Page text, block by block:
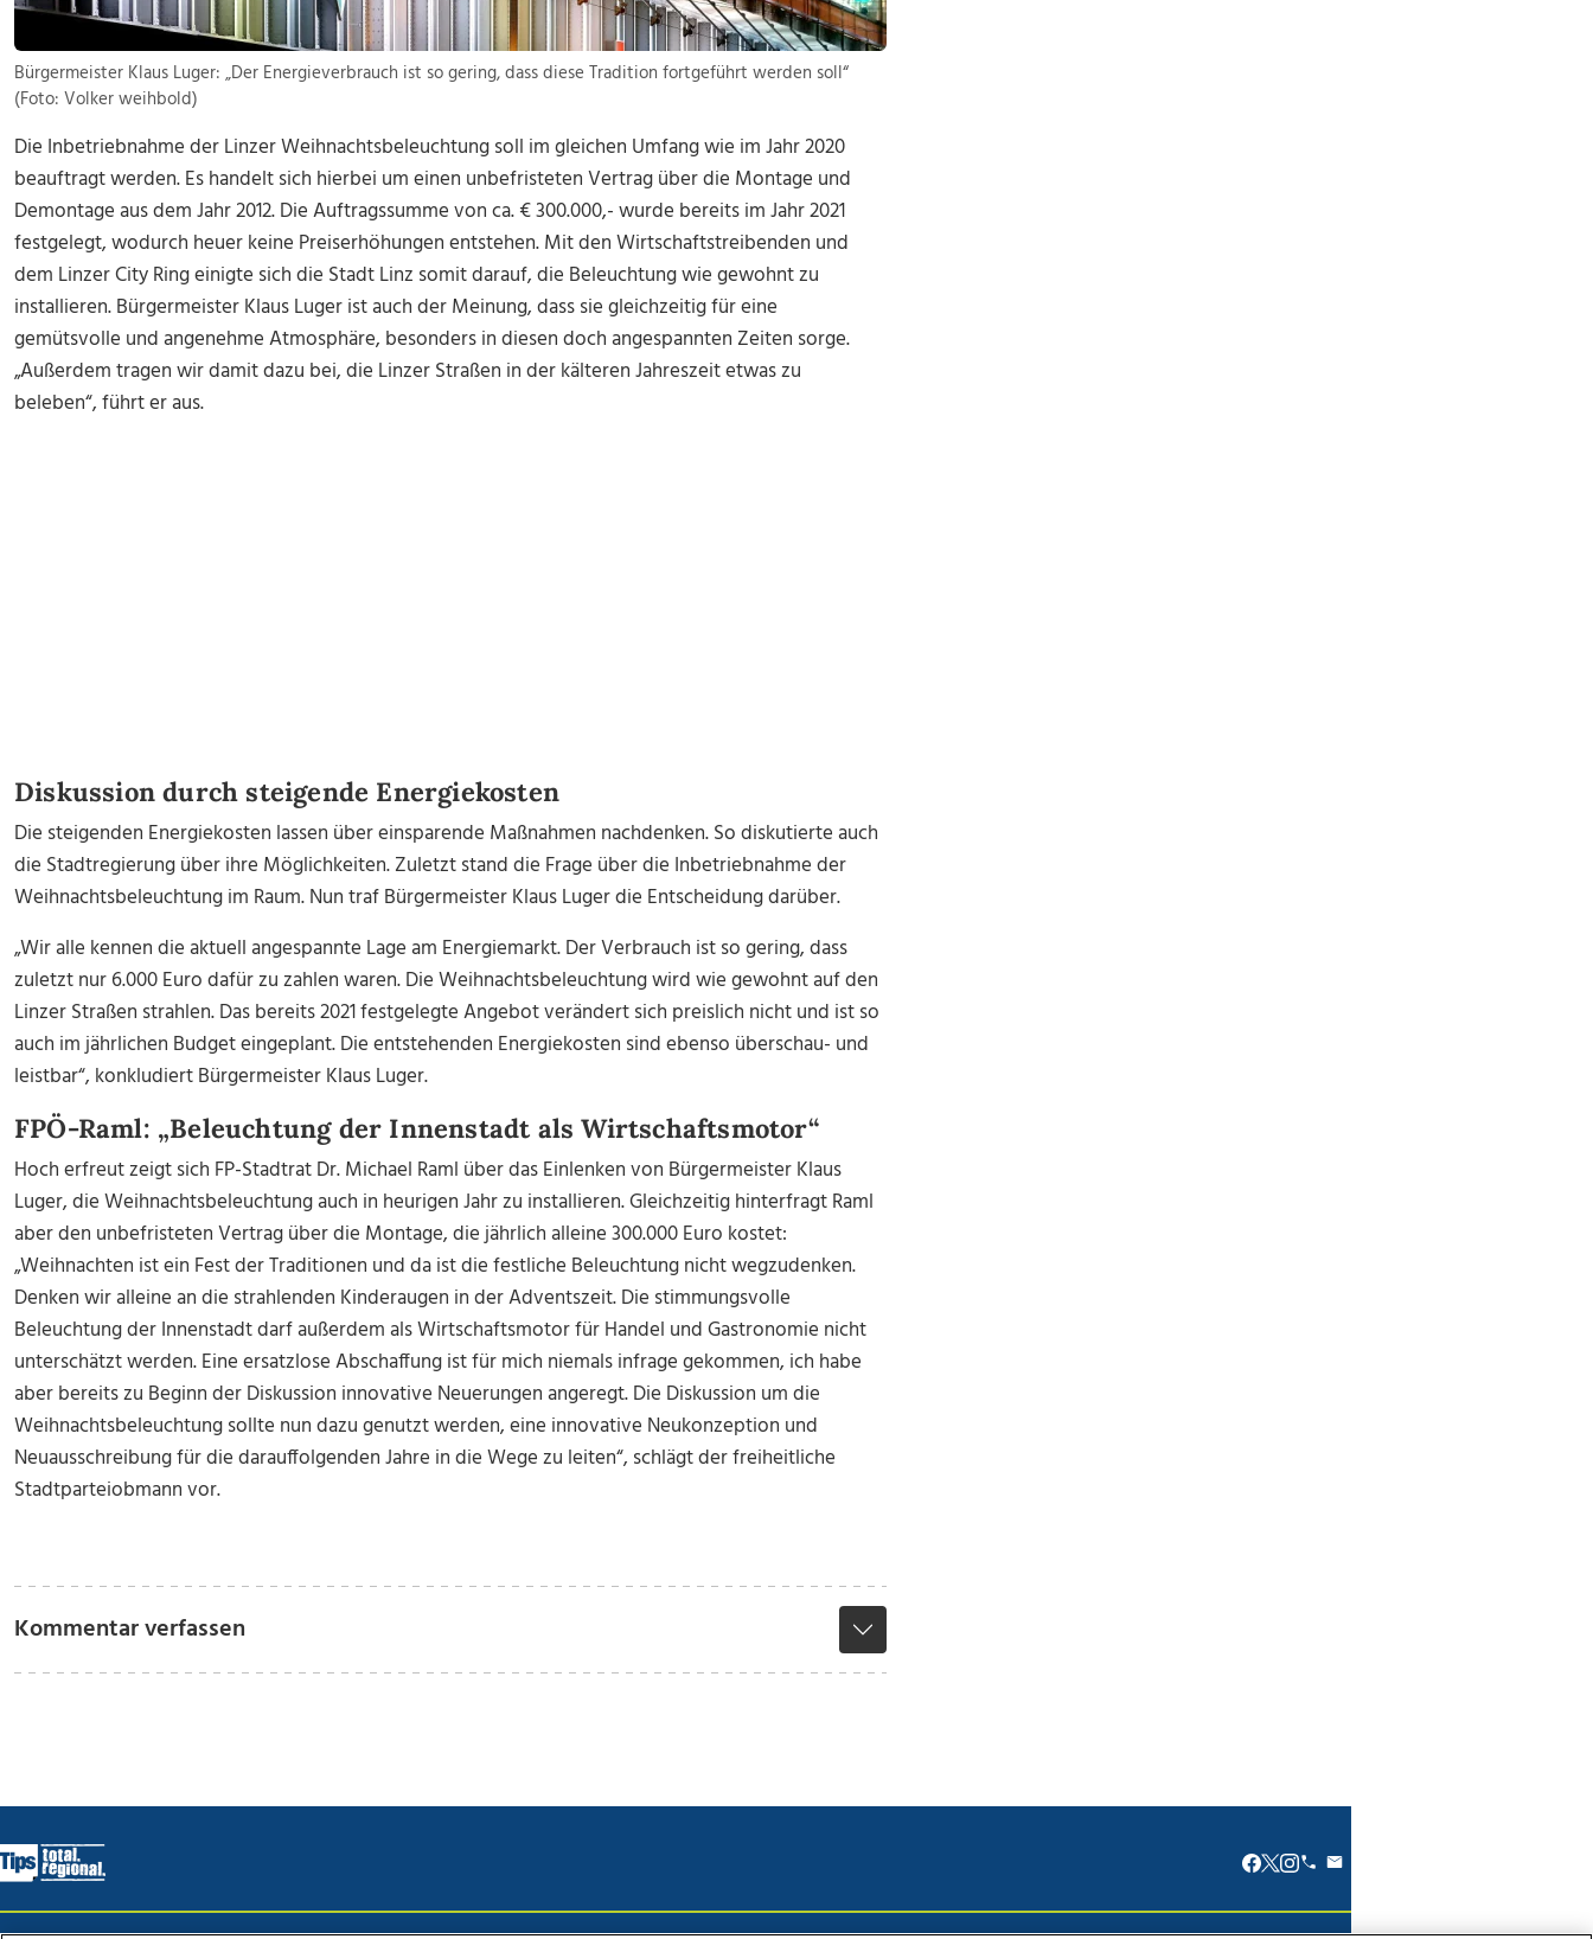
Bürgermeister Klaus Luger: „Der Energieverbrauch ist so gering, dass diese Tradition fortgeführt werden soll“
(Foto: Volker weihbold)
Die Inbetriebnahme der Linzer Weihnachtsbeleuchtung soll im gleichen Umfang wie im Jahr 2020
beauftragt werden. Es handelt sich hierbei um einen unbefristeten Vertrag über die Montage und
Demontage aus dem Jahr 2012. Die Auftragssumme von ca. € 300.000,- wurde bereits im Jahr 2021
festgelegt, wodurch heuer keine Preiserhöhungen entstehen. Mit den Wirtschaftstreibenden und
dem Linzer City Ring einigte sich die Stadt Linz somit darauf, die Beleuchtung wie gewohnt zu
installieren. Bürgermeister Klaus Luger ist auch der Meinung, dass sie gleichzeitig für eine
gemütsvolle und angenehme Atmosphäre, besonders in diesen doch angespannten Zeiten sorge.
„Außerdem tragen wir damit dazu bei, die Linzer Straßen in der kälteren Jahreszeit etwas zu
beleben“, führt er aus.
Diskussion durch steigende Energiekosten
Die steigenden Energiekosten lassen über einsparende Maßnahmen nachdenken. So diskutierte auch
die Stadtregierung über ihre Möglichkeiten. Zuletzt stand die Frage über die Inbetriebnahme der
Weihnachtsbeleuchtung im Raum. Nun traf Bürgermeister Klaus Luger die Entscheidung darüber.
„Wir alle kennen die aktuell angespannte Lage am Energiemarkt. Der Verbrauch ist so gering, dass
zuletzt nur 6.000 Euro dafür zu zahlen waren. Die Weihnachtsbeleuchtung wird wie gewohnt auf den
Linzer Straßen strahlen. Das bereits 2021 festgelegte Angebot verändert sich preislich nicht und ist so
auch im jährlichen Budget eingeplant. Die entstehenden Energiekosten sind ebenso überschau- und
leistbar“, konkludiert Bürgermeister Klaus Luger.
FPÖ-Raml: „Beleuchtung der Innenstadt als Wirtschaftsmotor“
Hoch erfreut zeigt sich FP-Stadtrat Dr. Michael Raml über das Einlenken von Bürgermeister Klaus
Luger, die Weihnachtsbeleuchtung auch in heurigen Jahr zu installieren. Gleichzeitig hinterfragt Raml
aber den unbefristeten Vertrag über die Montage, die jährlich alleine 300.000 Euro kostet:
„Weihnachten ist ein Fest der Traditionen und da ist die festliche Beleuchtung nicht wegzudenken.
Denken wir alleine an die strahlenden Kinderaugen in der Adventszeit. Die stimmungsvolle
Beleuchtung der Innenstadt darf außerdem als Wirtschaftsmotor für Handel und Gastronomie nicht
unterschätzt werden. Eine ersatzlose Abschaffung ist für mich niemals infrage gekommen, ich habe
aber bereits zu Beginn der Diskussion innovative Neuerungen angeregt. Die Diskussion um die
Weihnachtsbeleuchtung sollte nun dazu genutzt werden, eine innovative Neukonzeption und
Neuausschreibung für die darauffolgenden Jahre in die Wege zu leiten“, schlägt der freiheitliche
Stadtparteiobmann vor.
Kommentar verfassen